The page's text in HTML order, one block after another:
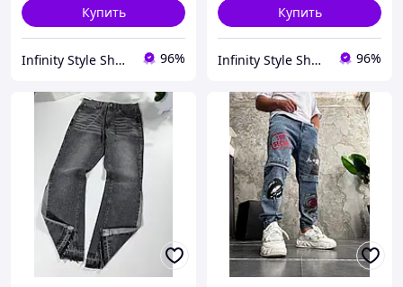
Купить
Infinity Style Shop - IS°ho 96%
Купить
Infinity Style Shop - IS°ho 96%